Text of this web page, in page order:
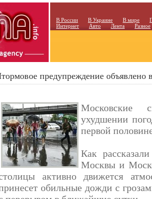
В России В Украине В мире
Интернет
Авто Лента Разное
предупреждение объявлено
Московские
ухудшении
первой
Как
Москвы и
активно движется
обильные дожди с